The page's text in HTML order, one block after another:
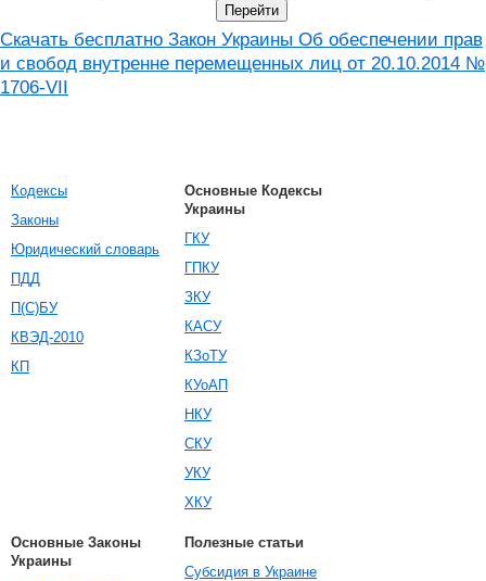
Скачать бесплатно Закон Украины Об обеспечении прав
и свобод внутренне перемещенных лиц от 20.10.2014 №
1706-VII
Кодексы
Законы
Юридический словарь
ПДД
П(С)БУ
КВЭД-2010
КП
Основные Кодексы
Украины
ГКУ
ГПКУ
ЗКУ
КАСУ
КЗоТУ
КУоАП
НКУ
СКУ
УКУ
ХКУ
Основные Законы
Украины
Полезные статьи
Субсидия в Украине